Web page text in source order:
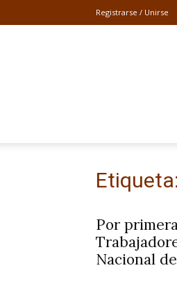
Registrarse / Unirse
Por
Nacional